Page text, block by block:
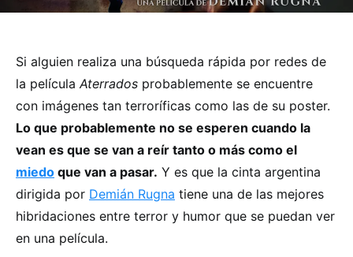
Si alguien realiza una búsqueda rápida por redes de
la películaAterrados probablemente se encuentre
con imágenes tan terroríficas como las de su poster.
Lo que probablemente no se esperen cuando la
vean es que se van a reír tanto o más como el
miedo que van a pasar. Y es que la cinta argentina
dirigida por Demián Rugna tiene una de las mejores
hibridaciones entre terror y humor que se puedan ver
en una película.